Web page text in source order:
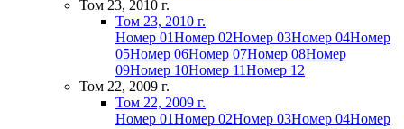
Том 23, 2010 г.
Том 23, 2010 г.
Номер 01Номер 02Номер 03Номер 04Номер
05Номер 06Номер 07Номер 08Номер
09Номер 10Номер 11Номер 12
Том 22, 2009 г.
Том 22, 2009 г.
Номер 01Номер 02Номер 03Номер 04Номер